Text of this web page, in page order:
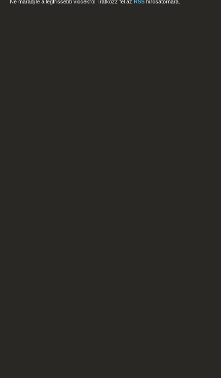
Ne maradj le a legfrissebb viccekről. Iratkozz fel az RSS hírcsatornára.